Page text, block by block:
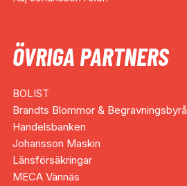
ÖVRIGA PARTNERS
BOLIST
Brandts Blommor & Begravningsbyrå
Handelsbanken
Johansson Maskin
Länsförsäkringar
MECA Vännäs